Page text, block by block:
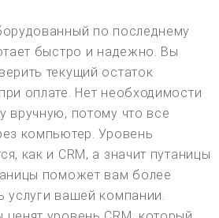
по последнему
быстро и надежно. Вы
текущий остаток
оплате. Нет необходимости
вручную, потому что все
компьютер. Уровень
как и CRM, а значит путаницы
поможет вам более
услуги вашей компании.